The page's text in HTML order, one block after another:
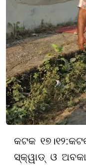
କଟକ ୧୭।୧୨:
ସ୍କ୍ୱାଡ୍ ଓ